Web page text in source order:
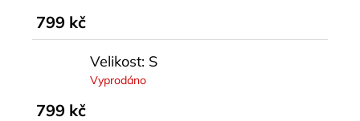
799 kč
Velikost: S
Vyprodáno
799 kč